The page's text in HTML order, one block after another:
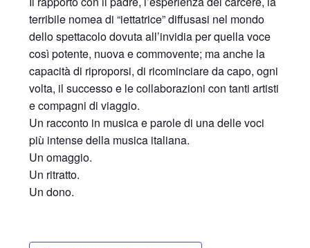
terribile nomea di “iettatrice” diffusasi nel mondo
dello spettacolo dovuta all’invidia per quella voce
così potente, nuova e commovente; ma anche la
capacità di riproporsi, di ricominciare da capo, ogni
volta, il successo e le collaborazioni con tanti artisti
e compagni di viaggio.
Un racconto in musica e parole di una delle voci
più intense della musica italiana.
Un omaggio.
Un ritratto.
Un dono.